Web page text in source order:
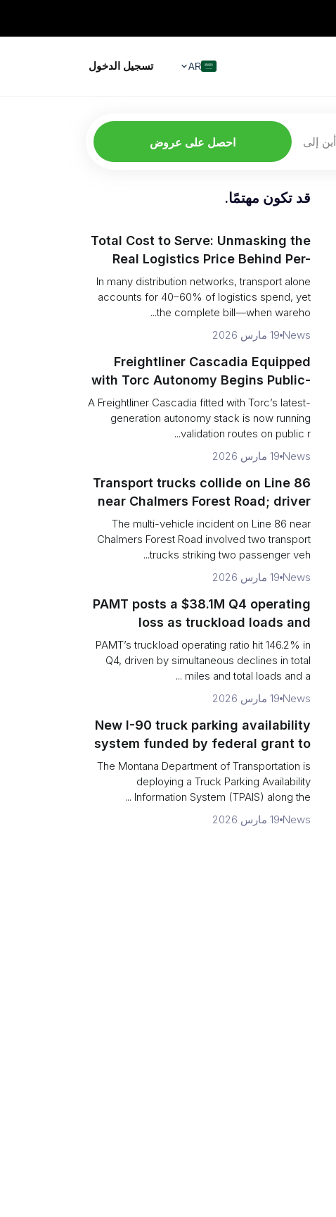
AR تسجيل الدخول
أين إلى احصل على عروض
قد تكون مهتمًا.
Total Cost to Serve: Unmasking the
Real Logistics Price Behind Per-
Pallet Rates
In many distribution networks, transport alone
accounts for 40–60% of logistics spend, yet
the complete bill—when wareho...
News 19 مارس 2026
Freightliner Cascadia Equipped
with Torc Autonomy Begins Public-
Road Validation in Ann Arbor
A Freightliner Cascadia fitted with Torc’s latest-
generation autonomy stack is now running
validation routes on public r...
News 19 مارس 2026
Transport trucks collide on Line 86
near Chalmers Forest Road; driver
charged after secondary impact
The multi-vehicle incident on Line 86 near
Chalmers Forest Road involved two transport
trucks striking two passenger veh...
News 19 مارس 2026
PAMT posts a $38.1M Q4 operating
loss as truckload loads and
revenue per truck decline
PAMT’s truckload operating ratio hit 146.2% in
Q4, driven by simultaneous declines in total
miles and total loads and a ...
News 19 مارس 2026
New I-90 truck parking availability
system funded by federal grant to
aid Montana drivers
The Montana Department of Transportation is
deploying a Truck Parking Availability
Information System (TPAIS) along the ...
News 19 مارس 2026